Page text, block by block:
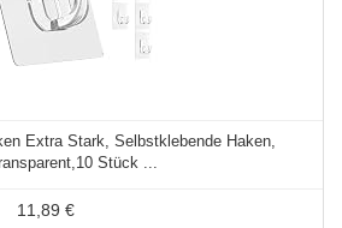
Extra Stark, Selbstklebende Haken,
Stück ...
11,89 €